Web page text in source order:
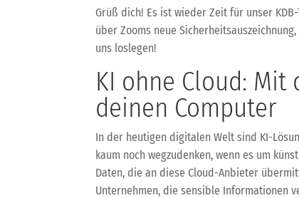
Grüß dich! Es ist wieder Zeit für unser
über Zooms neue
uns loslegen!
KI ohne Cloud:
deinen Computer
In der heutigen digitalen Welt sind KI-
kaum noch wegzudenken, wenn es um
Daten, die an diese Cloud-Anbieter
Unternehmen, die sensible Informationen